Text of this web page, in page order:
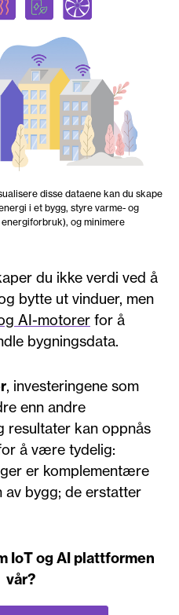
disse dataene kan du skape
i et bygg, styre varme- og
og minimere
du ikke verdi ved å
bytte ut vinduer, men
AI-motorer for å
bygningsdata.
, investeringene som
enn andre
resultater kan oppnås
å være tydelig:
er komplementære
av bygg; de erstatter
IoT og AI plattformen
vår?